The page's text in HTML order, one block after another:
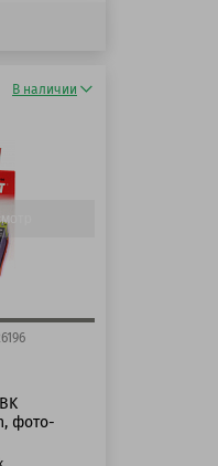
В наличии
фото-